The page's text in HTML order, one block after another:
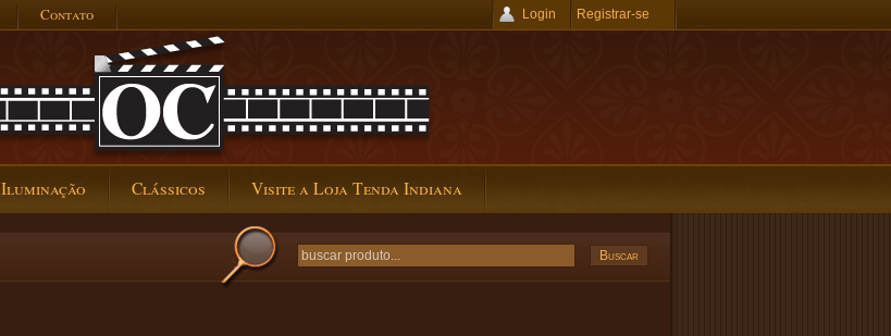
Contato Login Registrar-se
Iluminação Clássicos Visite a Loja Tenda Indiana